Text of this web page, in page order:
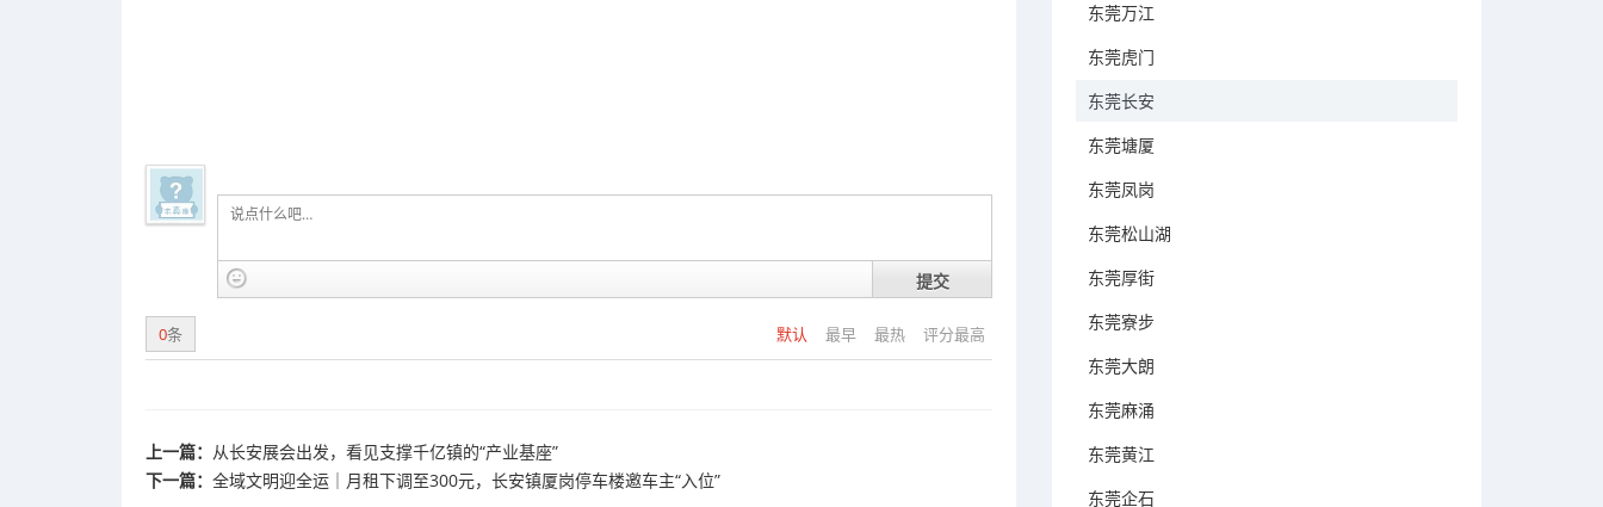
提交
默认 最早 最热 评分最高
0条
上一篇： 从长安展会出发，看见支撑千亿镇的“产业基座”
下一篇： 全域文明迎全运｜月租下调至300元，长安镇厦岗停车楼邀车主“入位”
东莞万江
东莞虎门
东莞长安
东莞塘厦
东莞凤岗
东莞松山湖
东莞厚街
东莞寮步
东莞大朗
东莞麻涌
东莞黄江
东莞企石